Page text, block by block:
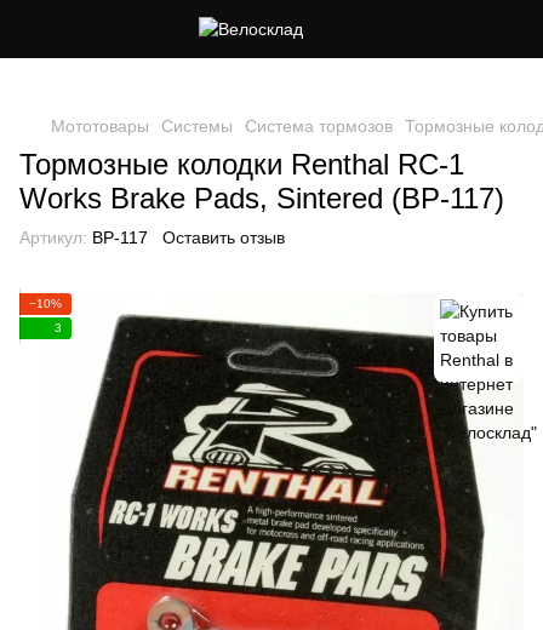
Мототовары Системы Система тормозов Тормозные
Тормозные колодки Renthal RC-1
Works Brake Pads, Sintered (BP-117)
Артикул: BP-117 Оставить отзыв
−10%
3